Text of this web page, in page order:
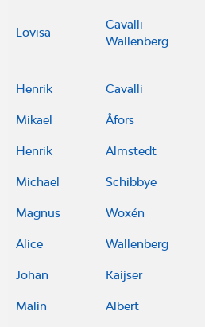
Lovisa
Cavalli
Wallenberg
Henrik Cavalli
Mikael Åfors
Henrik Almstedt
Michael Schibbye
Magnus Woxén
Alice Wallenberg
Johan Kaijser
Malin Albert